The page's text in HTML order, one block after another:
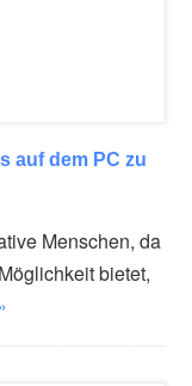
auf dem PC zu
Menschen, da
bietet,